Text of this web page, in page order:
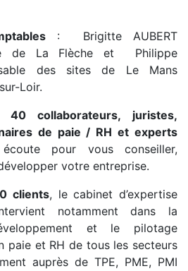
: Brigitte AUBERT
de La Flèche et Philippe
des sites de Le Mans
Loir.
collaborateurs, juristes,
de paie / RH et experts
pour vous conseiller,
votre entreprise.
clients, le cabinet d’expertise
notamment dans la
et le pilotage
paie et RH de tous les secteurs
auprès de TPE, PME, PMI